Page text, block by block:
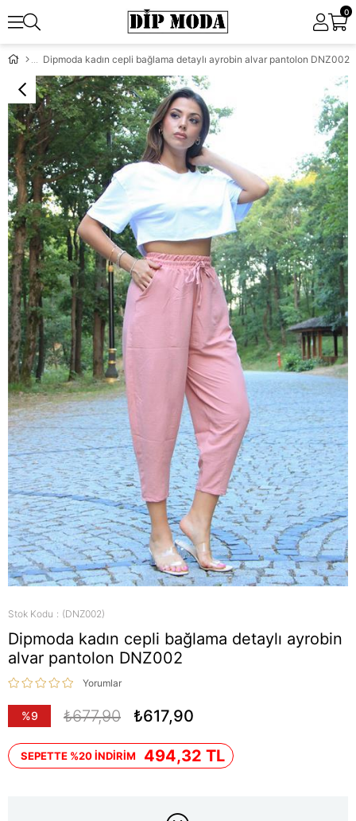
0
Dipmoda kadın cepli bağlama detaylı ayrobin alvar pantolon DNZ002
Stok Kodu (DNZ002)
Dipmoda kadın cepli bağlama detaylı ayrobin
alvar pantolon DNZ002
Yorumlar
%9
₺677,90 ₺617,90
SEPETTE %20 İNDİRİM 494,32 TL